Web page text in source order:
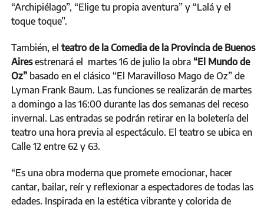
“Archipiélago”, “Elige tu propia aventura” y “Lalá y el
toque toque”.
También, el teatro de la Comedia de la Provincia de Buenos
Airesestrenará el martes 16 de julio la obra “El Mundo de
Oz” basado en el clásico “El Maravilloso Mago de Oz” de
Lyman Frank Baum. Las funciones se realizarán de martes
a domingo a las 16:00 durante las dos semanas del receso
invernal. Las entradas se podrán retirar en la boletería del
teatro una hora previa al espectáculo. El teatro se ubica en
Calle 12 entre 62 y 63.
“Es una obra moderna que promete emocionar, hacer
cantar, bailar, reír y reflexionar a espectadores de todas las
edades. Inspirada en la estética vibrante y colorida de